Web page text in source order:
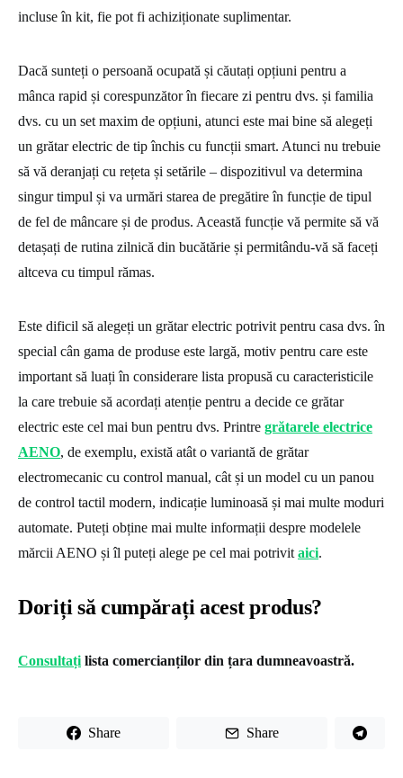
incluse în kit, fie pot fi achiziționate suplimentar.
Dacă sunteți o persoană ocupată și căutați opțiuni pentru a
mânca rapid și corespunzător în fiecare zi pentru dvs. și familia
dvs. cu un set maxim de opțiuni, atunci este mai bine să alegeți
un grătar electric de tip închis cu funcții smart. Atunci nu trebuie
să vă deranjați cu rețeta și setările – dispozitivul va determina
singur timpul și va urmări starea de pregătire în funcție de tipul
de fel de mâncare și de produs. Această funcție vă permite să vă
detașați de rutina zilnică din bucătărie și permitându-vă să faceți
altceva cu timpul rămas.
Este dificil să alegeți un grătar electric potrivit pentru casa dvs. în
special cân gama de produse este largă, motiv pentru care este
important să luați în considerare lista propusă cu caracteristicile
la care trebuie să acordați atenție pentru a decide ce grătar
electric este cel mai bun pentru dvs. Printre grătarele electrice
AENO, de exemplu, există atât o variantă de grătar
electromecanic cu control manual, cât și un model cu un panou
de control tactil modern, indicație luminoasă și mai multe moduri
automate. Puteți obține mai multe informații despre modelele
mărcii AENO și îl puteți alege pe cel mai potrivit aici.
Doriți să cumpărați acest produs?
Consultați lista comercianților din țara dumneavoastră.
Share Share